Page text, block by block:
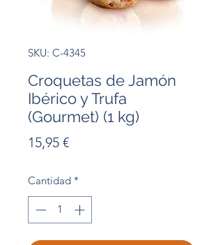
SKU: C-4345
Croquetas de Jamón
Ibérico y Trufa
(Gourmet) (1 kg)
15,95 €Precio
Cantidad *